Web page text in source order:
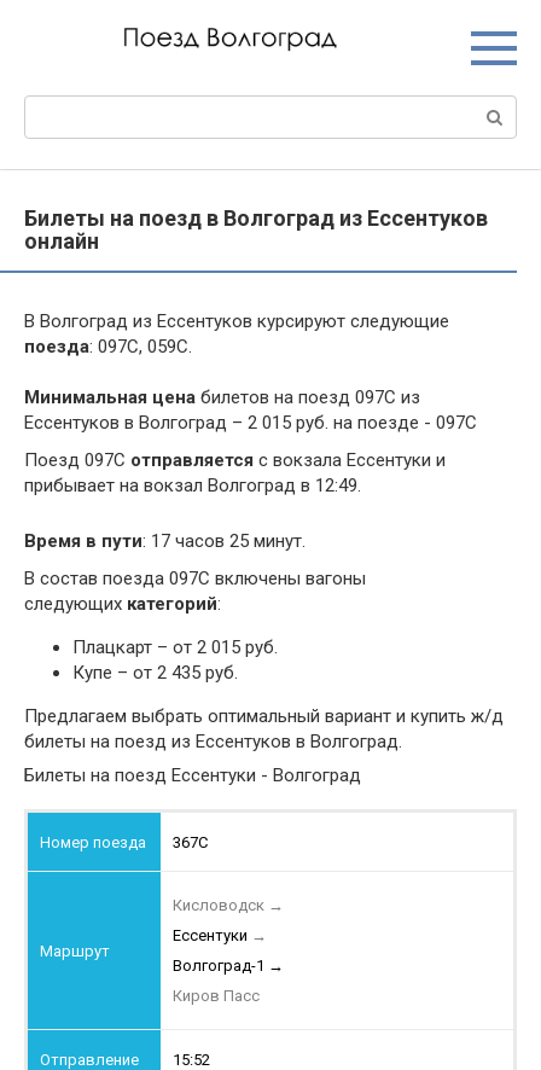
Билеты на поезд в Волгоград из Ессентуков
онлайн
В Волгоград из Ессентуков курсируют следующие
поезда: 097С, 059С.
Минимальная цена билетов на поезд 097С из
Ессентуков в Волгоград – 2 015 руб. на поезде - 097С
Поезд 097С отправляется с вокзала Ессентуки и
прибывает на вокзал Волгоград в 12:49.
Время в пути: 17 часов 25 минут.
В состав поезда 097С включены вагоны
следующих категорий:
Плацкарт – от 2 015 руб.
Купе – от 2 435 руб.
Предлагаем выбрать оптимальный вариант и купить ж/д
билеты на поезд из Ессентуков в Волгоград.
Билеты на поезд Ессентуки - Волгоград
367С
Кисловодск →
Ессентуки →
Волгоград-1 →
Киров Пасс
15:52